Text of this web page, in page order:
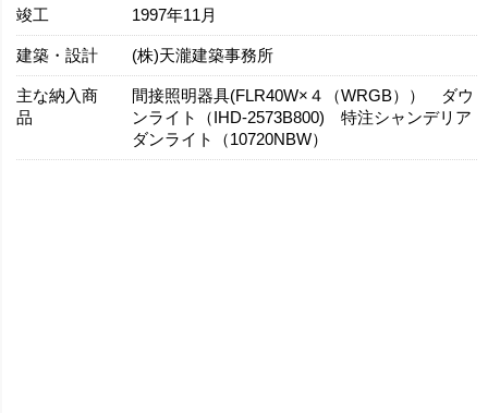
竣工 1997年11月
建築・設計 (株)天瀧建築事務所
主な納入商
品
間接照明器具(FLR40W×４（WRGB）） ダウ
ンライト（IHD-2573B800) 特注シャンデリア
ダンライト（10720NBW）